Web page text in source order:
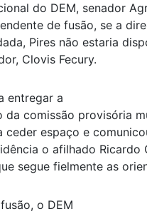
do DEM, senador
de fusão, se a
Pires não estaria
Clovis Fecury.
entregar a
da comissão provisória
ceder espaço e
o afilhado
segue fielmente as
o DEM